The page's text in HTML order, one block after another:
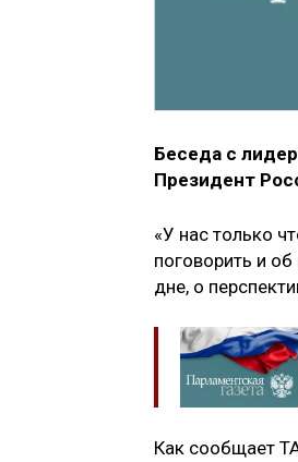
Беседа с
Президент
«У нас только
поговорить и
дне, о
Как сообщает